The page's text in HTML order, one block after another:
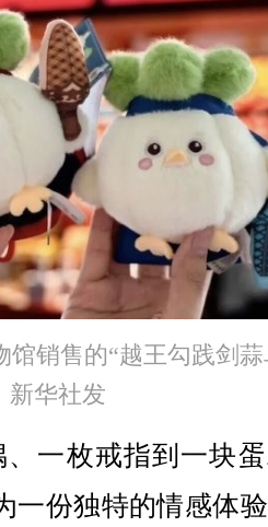
馆销售的“越王勾践剑蒜
新华社发
一枚戒指到一块蛋
一份独特的情感体